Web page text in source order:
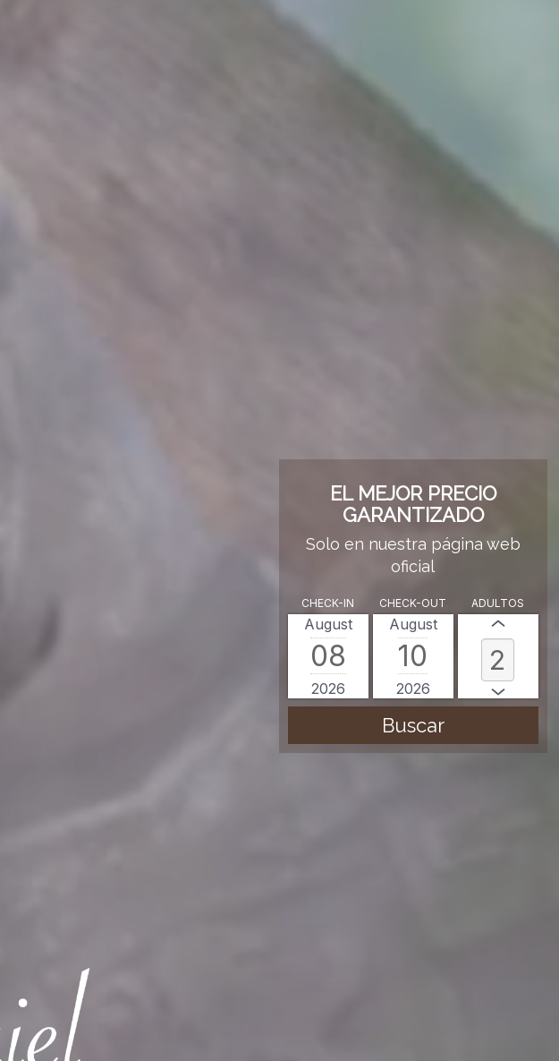
EL MEJOR PRECIO
GARANTIZADO
Solo en nuestra página web
oficial
CHECK-IN
August
08
2026
CHECK-OUT
August
10
2026
ADULTOS
Buscar